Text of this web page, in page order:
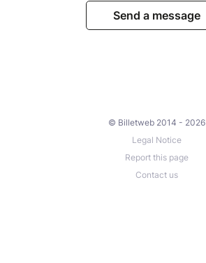
Send a message
© Billetweb 2014 - 2026
Legal Notice
Report this page
Contact us